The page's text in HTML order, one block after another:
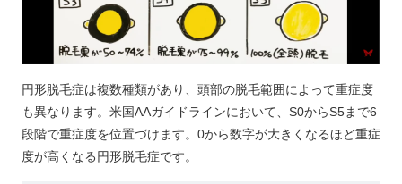
円形脱毛症は複数種類があり、頭部の脱毛範囲によって重症度
も異なります。米国AAガイドラインにおいて、S0からS5まで6
段階で重症度を位置づけます。0から数字が大きくなるほど重症
度が高くなる円形脱毛症です。